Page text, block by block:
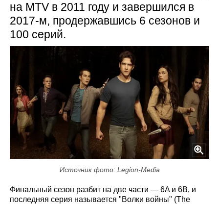
на MTV в 2011 году и завершился в
2017-м, продержавшись 6 сезонов и
100 серий.
Источник фото: Legion-Media
Финальный сезон разбит на две части — 6A и 6B, и
последняя серия называется "Волки войны" (The